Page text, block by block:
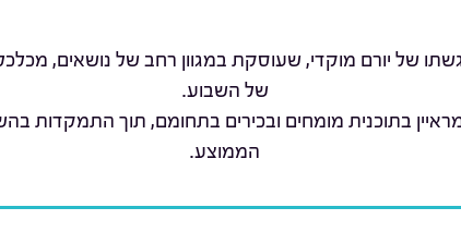
של יורם מוקדי, שעוסקת במגוון רחב של נושאים,
של השבוע.
בתוכנית מומחים ובכירים בתחומם, תוך התמקדות
הממוצע.